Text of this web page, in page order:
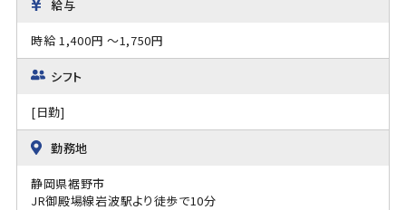
給与
時給 1,400円 ～1,750円
シフト
[日勤]
勤務地
静岡県裾野市
JR御殿場線岩波駅より徒歩で10分